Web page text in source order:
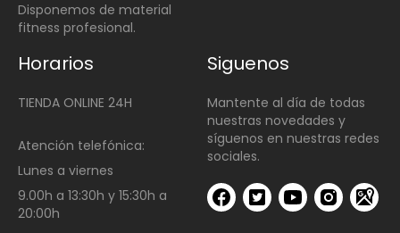
Disponemos de material
fitness profesional.
Horarios
TIENDA ONLINE 24H
Atención telefónica:
Lunes a viernes
9.00h a 13:30h y 15:30h a
20:00h
Siguenos
Mantente al día de todas
nuestras novedades y
síguenos en nuestras redes
sociales.